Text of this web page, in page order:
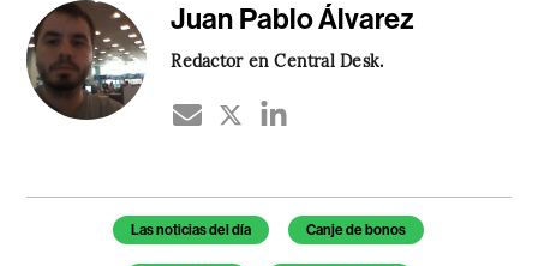
Juan Pablo Álvarez
Redactor en Central Desk.
Temas de este artículo
Las noticias del día Canje de bonos